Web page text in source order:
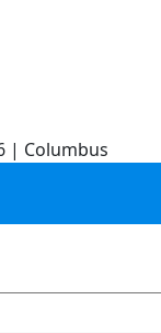
| Columbus